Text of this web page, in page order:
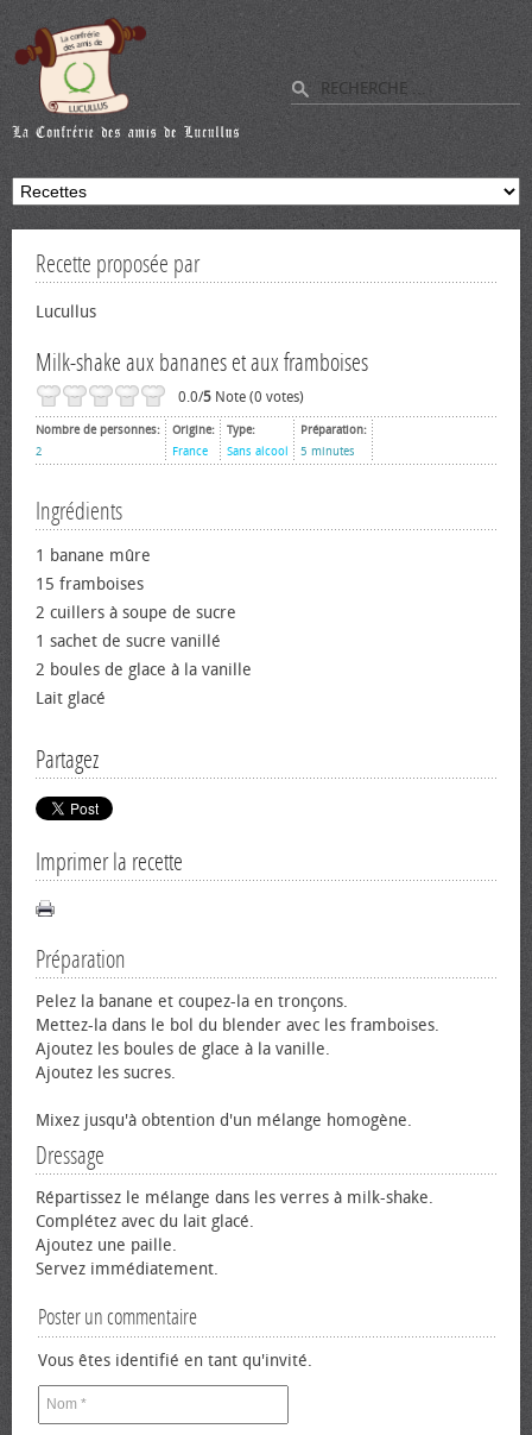
Recette proposée par
Lucullus
Milk-shake aux bananes et aux framboises
0.0/5 Note (0 votes)
Nombre de personnes:
2
Origine:
France
Type:
Sans alcool
Préparation:
5 minutes
Ingrédients
1 banane mûre
15 framboises
2 cuillers à soupe de sucre
1 sachet de sucre vanillé
2 boules de glace à la vanille
Lait glacé
Partagez
Imprimer la recette
Préparation
Pelez la banane et coupez-la en tronçons.
Mettez-la dans le bol du blender avec les framboises.
Ajoutez les boules de glace à la vanille.
Ajoutez les sucres.
Mixez jusqu'à obtention d'un mélange homogène.
Dressage
Répartissez le mélange dans les verres à milk-shake.
Complétez avec du lait glacé.
Ajoutez une paille.
Servez immédiatement.
Poster un commentaire
Vous êtes identifié en tant qu'invité.